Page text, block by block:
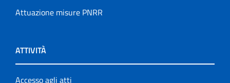
Attuazione misure PNRR
ATTIVITÀ
Accesso agli atti